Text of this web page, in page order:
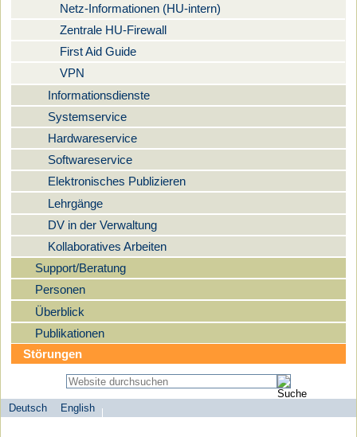
Netz-Informationen (HU-intern)
Zentrale HU-Firewall
First Aid Guide
VPN
Informationsdienste
Systemservice
Hardwareservice
Softwareservice
Elektronisches Publizieren
Lehrgänge
DV in der Verwaltung
Kollaboratives Arbeiten
Support/Beratung
Personen
Überblick
Publikationen
Störungen
Sprachauswahl
Deutsch
English
search-menu